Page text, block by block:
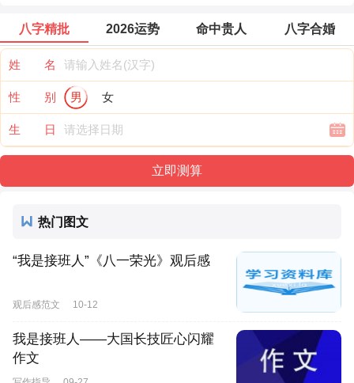
八字精批 2026运势 命中贵人 八字合婚
姓 名
性 别 男 女
生 日
热门图文
“我是接班人”《八一荣光》观后感
观后感范文 10-12
我是接班人——大国长技匠心闪耀
作文